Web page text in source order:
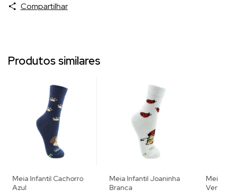
Compartilhar
Produtos similares
Meia Infantil Cachorro
Azul
Meia Infantil Joaninha
Branca
Meia